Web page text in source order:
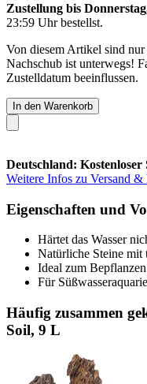
Zustellung bis
23:59 Uhrbestellst.
Von diesem Artikel sind
Nachschub ist unterwegs!
Zustelldatum beeinflussen.
In den Warenkorb
Deutschland:
Weitere Infos zu Versand
Eigenschaften und
Härtet das Wasser
Natürliche Steine mit
Ideal zum Bepflanzen
Für
Häufig zusammen
Soil, 9 L